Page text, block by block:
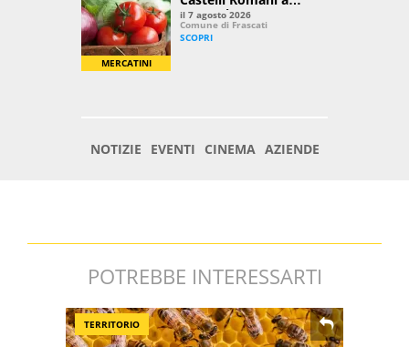
POTREBBE INTERESSARTI
TERRITORIO